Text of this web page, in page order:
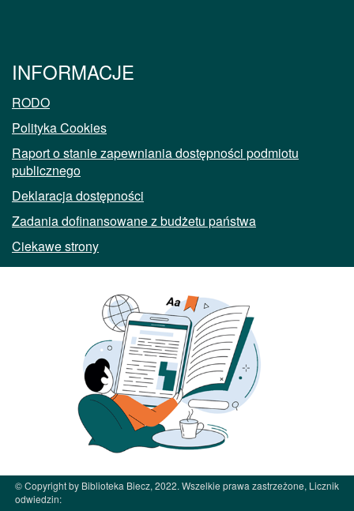
INFORMACJE
RODO
Polityka Cookies
Raport o stanie zapewniania dostępności podmiotu
publicznego
Deklaracja dostępności
Zadania dofinansowane z budżetu państwa
Ciekawe strony
© Copyright by Biblioteka Biecz, 2022. Wszelkie prawa zastrzeżone, Licznik
odwiedzin: